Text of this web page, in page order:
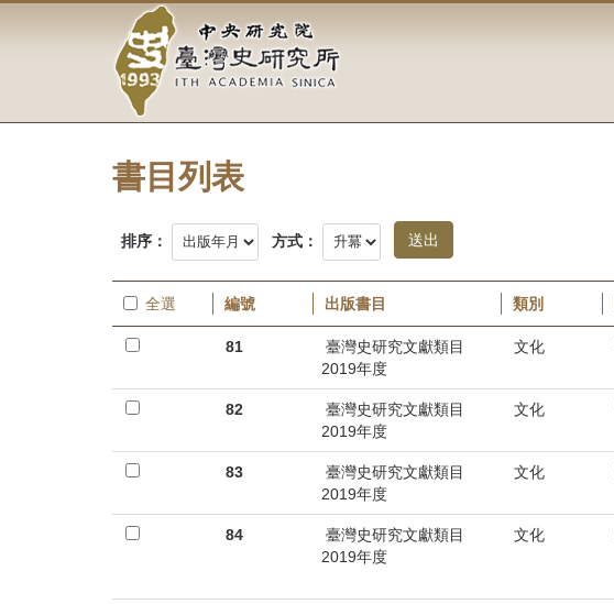
容
中
央
研
究
院-
臺
灣
史
研
究
所-
頁
書目列表
排序： 方式：
全選 編號 出版書目 類別
81
臺灣史研究文獻類目
2019年度
文化
82
臺灣史研究文獻類目
2019年度
文化
83
臺灣史研究文獻類目
2019年度
文化
84
臺灣史研究文獻類目
2019年度
文化